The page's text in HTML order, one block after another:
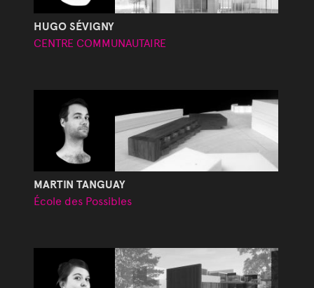
HUGO SÉVIGNY
CENTRE COMMUNAUTAIRE
MARTIN TANGUAY
École des Possibles